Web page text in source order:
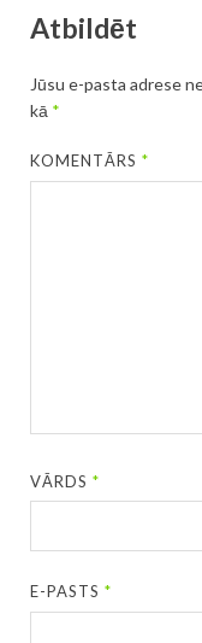
Atbildēt
Jūsu e-pasta adrese
kā *
KOMENTĀRS*
VĀRDS*
E-PASTS*